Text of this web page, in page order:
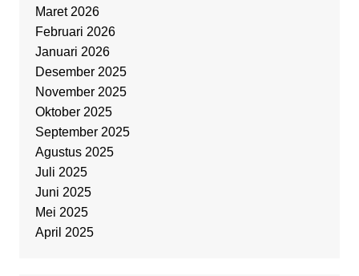
Maret 2026
Februari 2026
Januari 2026
Desember 2025
November 2025
Oktober 2025
September 2025
Agustus 2025
Juli 2025
Juni 2025
Mei 2025
April 2025